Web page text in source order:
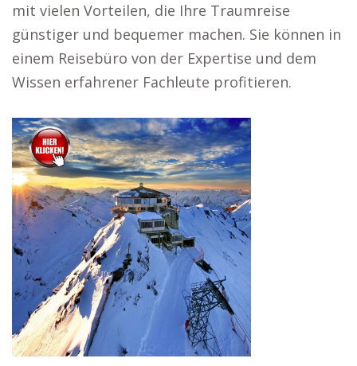
mit vielen Vorteilen, die Ihre Traumreise
günstiger und bequemer machen. Sie können in
einem Reisebüro von der Expertise und dem
Wissen erfahrener Fachleute profitieren.